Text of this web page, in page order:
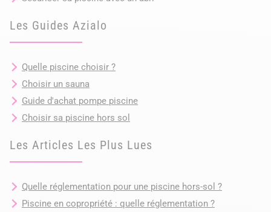
Les Guides Azialo
Quelle piscine choisir ?
Choisir un sauna
Guide d'achat pompe piscine
Choisir sa piscine hors sol
Les Articles Les Plus Lues
Quelle réglementation pour une piscine hors-sol ?
Piscine en copropriété : quelle réglementation ?